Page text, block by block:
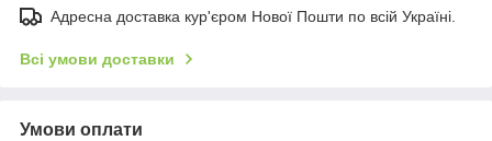
Адресна доставка кур'єром Нової Пошти по всій Україні.
Всі умови доставки
Умови оплати